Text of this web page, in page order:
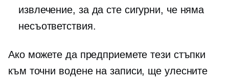
извлечение, за да сте сигурни, че няма
несъответствия.
Ако можете да предприемете тези стъпки
към точни водене на записи, ще улесните